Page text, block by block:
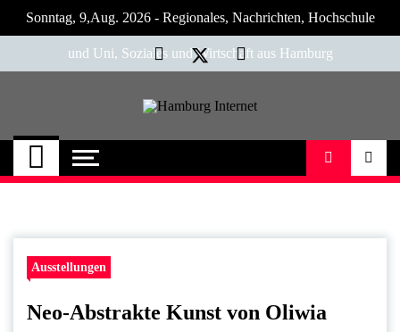
Sonntag, 9,Aug. 2026 - Regionales, Nachrichten, Hochschule
und Uni, Soziales und Wirtschaft aus Hamburg
Hamburg Internet
Neuigkeiten und Nachrichten aus Hamburg
Ausstellungen
Neo-Abstrakte Kunst von Oliwia